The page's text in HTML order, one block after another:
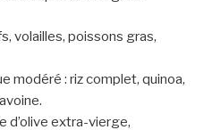
volailles, poissons gras,
modéré : riz complet, quinoa,
d’olive extra-vierge,